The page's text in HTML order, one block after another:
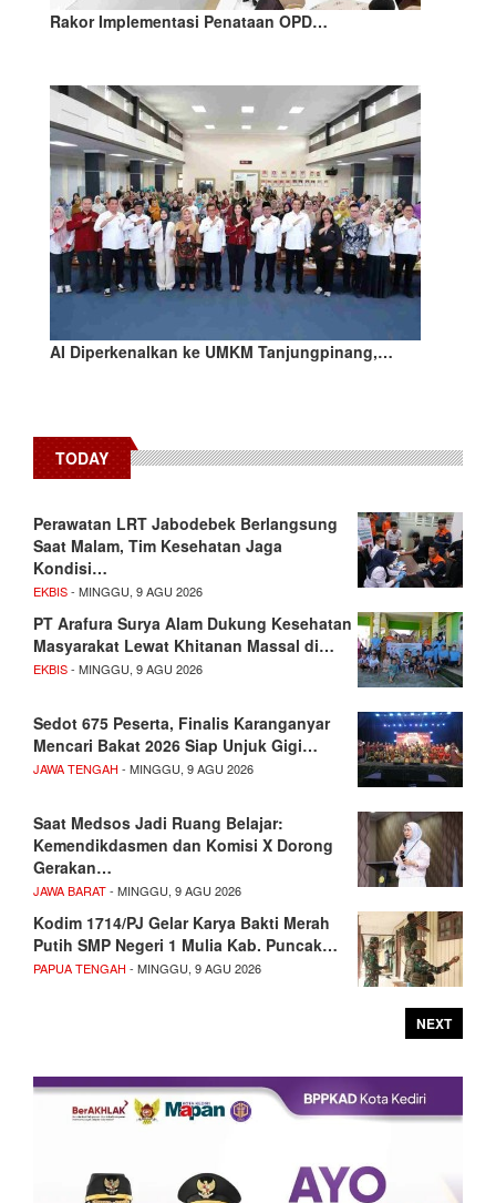
Rakor Implementasi Penataan OPD…
AI Diperkenalkan ke UMKM Tanjungpinang,…
TODAY
Perawatan LRT Jabodebek Berlangsung
Saat Malam, Tim Kesehatan Jaga
Kondisi…
EKBIS- MINGGU, 9 AGU 2026
PT Arafura Surya Alam Dukung Kesehatan
Masyarakat Lewat Khitanan Massal di…
EKBIS- MINGGU, 9 AGU 2026
Sedot 675 Peserta, Finalis Karanganyar
Mencari Bakat 2026 Siap Unjuk Gigi…
JAWA TENGAH - MINGGU, 9 AGU 2026
Saat Medsos Jadi Ruang Belajar:
Kemendikdasmen dan Komisi X Dorong
Gerakan…
JAWA BARAT- MINGGU, 9 AGU 2026
Kodim 1714/PJ Gelar Karya Bakti Merah
Putih SMP Negeri 1 Mulia Kab. Puncak…
PAPUA TENGAH - MINGGU, 9 AGU 2026
NEXT